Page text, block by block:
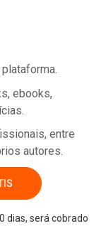
ebooks,
entre
autores.
dias, será cobrado